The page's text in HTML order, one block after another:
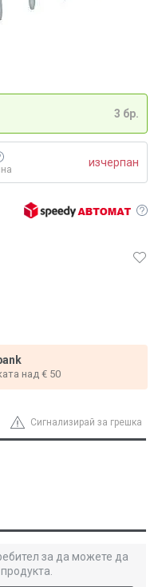
над € 50
3 бр.
изчерпан
Сигнализирай за грешка
за да можете да